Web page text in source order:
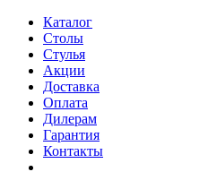
Каталог
Столы
Стулья
Акции
Доставка
Оплата
Дилерам
Гарантия
Контакты